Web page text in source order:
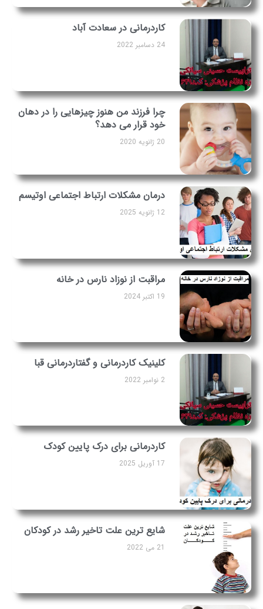
کاردرمانی در سعادت آباد
24 دسامبر 2022
چرا فرزند من هنوز چیزهایی را در دهان
خود قرار می دهد؟
20 ژانویه 2020
درمان مشکلات ارتباط اجتماعی اوتیسم
12 ژانویه 2025
مراقبت از نوزاد نارس در خانه
19 اکتبر 2024
کلینیک کاردرمانی و گفتاردرمانی قبا
2 نوامبر 2022
کاردرمانی برای درک پایین کودک
17 آوریل 2025
شایع ترین علت تاخیر رشد در کودکان
21 می 2022